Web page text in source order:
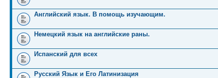
Английский язык. В помощь изучающим.
Немецкий язык на английские раны.
Испанский для всех
Русский Язык и Его Латинизация